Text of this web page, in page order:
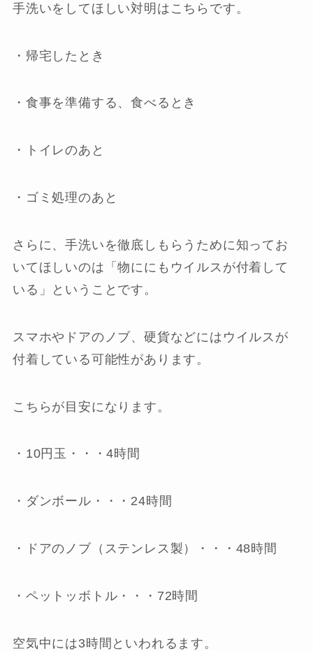
手洗いをしてほしい対明はこちらです。
・帰宅したとき
・食事を準備する、食べるとき
・トイレのあと
・ゴミ処理のあと
さらに、手洗いを徹底しもらうために知ってお
いてほしいのは「物ににもウイルスが付着して
いる」ということです。
スマホやドアのノブ、硬貨などにはウイルスが
付着している可能性があります。
こちらが目安になります。
・10円玉・・・4時間
・ダンボール・・・24時間
・ドアのノブ（ステンレス製）・・・48時間
・ペットッボトル・・・72時間
空気中には3時間といわれるます。